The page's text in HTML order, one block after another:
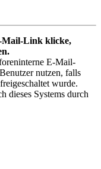
Mail-Link klicke,
E-Mail-
nutzen, falls
wurde.
dieses Systems durch